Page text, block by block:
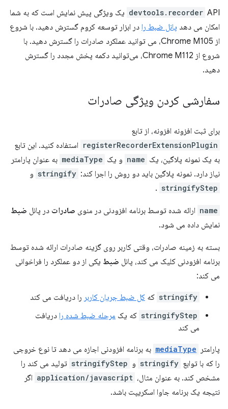
devtools.recorder API یک ویژگی پیش نمایش است که به شما
امکان می دهد پانل ضبط را در ابزار توسعه کروم گسترش دهید. با شروع
از Chrome M105، می توانید عملکرد صادرات را گسترش دهید. با
شروع از Chrome M112، می‌توانید دکمه پخش مجدد را گسترش
دهید.
سفارشی کردن ویژگی صادرات
برای ثبت افزونه افزونه، از تابع
registerRecorderExtensionPlugin استفاده کنید. این تابع
به یک نمونه پلاگین، یک name و یک mediaType به عنوان پارامتر
نیاز دارد. نمونه پلاگین باید دو روش را اجرا کند: stringify و
stringifyStep
.
name ارائه شده توسط برنامه افزودنی در منوی صادرات در پانل ضبط
نمایش داده می شود.
بسته به زمینه صادرات، وقتی کاربر روی گزینه صادرات ارائه شده توسط
برنامه افزودنی کلیک می کند، پانل ضبط یکی از دو عملکرد را فراخوانی
می کند:
stringify که کل ضبط جریان کاربر را دریافت می کند
stringifyStep که یک مرحله ضبط شده را دریافت
می کند
پارامتر mediaType به برنامه افزودنی اجازه می دهد تا نوع خروجی
را که با توابع stringify و stringifyStep تولید می کند را
مشخص کند. به عنوان مثال، application/javascript اگر
نتیجه یک برنامه جاوا اسکریپت باشد.